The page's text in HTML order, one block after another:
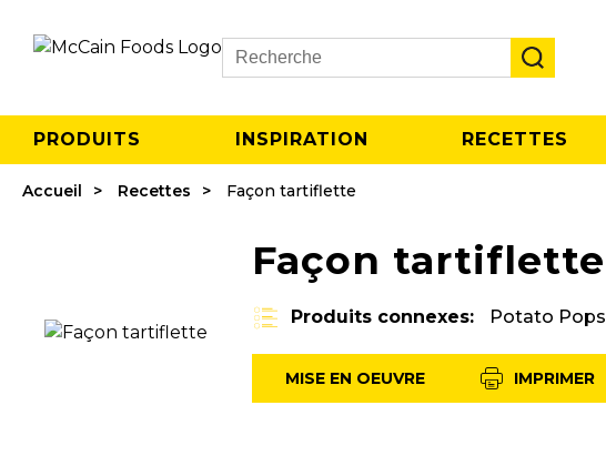
Search
PRODUITS INSPIRATION RECETTES
Accueil Recettes Façon tartiflette
Façon tartiflette
Produits connexes: Potato Pops
MISE EN OEUVRE IMPRIMER